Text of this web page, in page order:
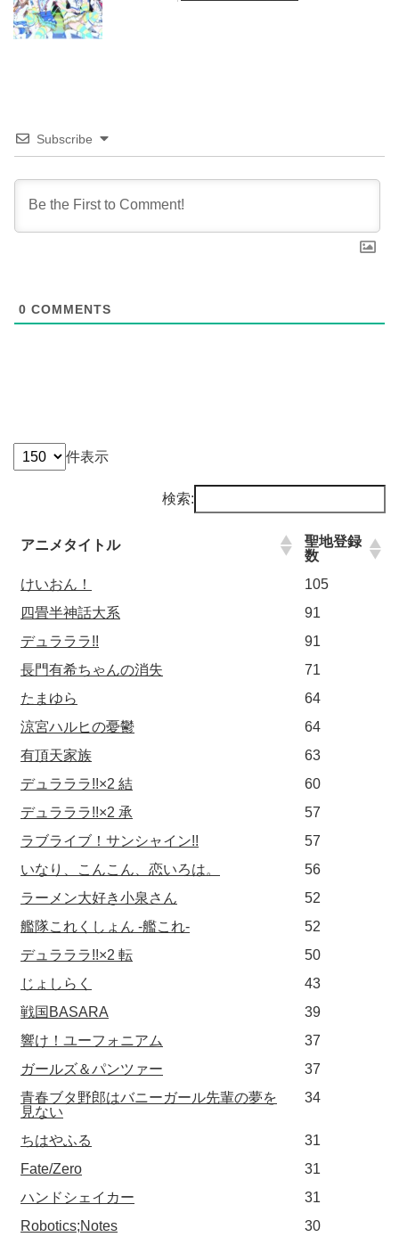
Subscribe
0 COMMENTS
件表示
検索:
アニメタイトル
聖地登録
数
けいおん！
105
四畳半神話大系
91
デュラララ!!
91
長門有希ちゃんの消失
71
たまゆら
64
涼宮ハルヒの憂鬱
64
有頂天家族
63
デュラララ!!×2 結
60
デュラララ!!×2 承
57
ラブライブ！サンシャイン!!
57
いなり、こんこん、恋いろは。
56
ラーメン大好き小泉さん
52
艦隊これくしょん -艦これ-
52
デュラララ!!×2 転
50
じょしらく
43
戦国BASARA
39
響け！ユーフォニアム
37
ガールズ＆パンツァー
37
青春ブタ野郎はバニーガール先輩の夢を
見ない
34
ちはやふる
31
Fate/Zero
31
ハンドシェイカー
31
Robotics;Notes
30